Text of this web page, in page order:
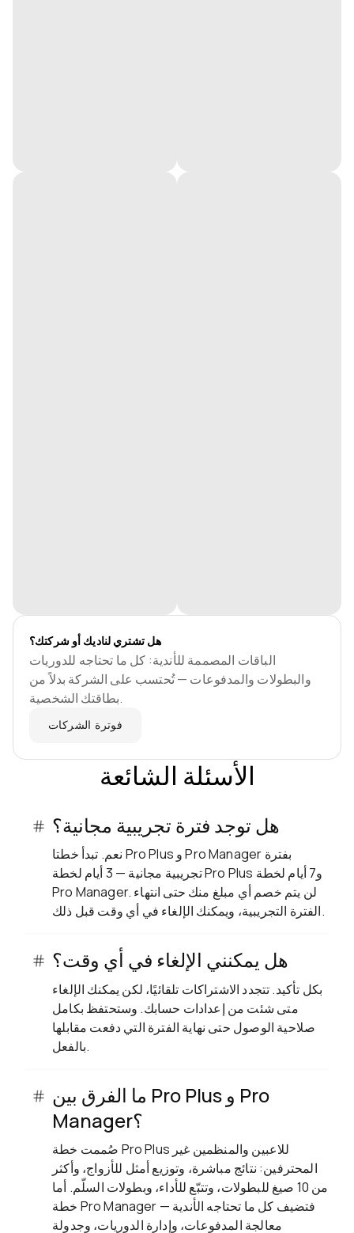
هل تشتري لناديك أو شركتك؟
الباقات المصممة للأندية: كل ما تحتاجه للدوريات
والبطولات والمدفوعات — تُحتسب على الشركة بدلاً من
بطاقتك الشخصية.
فوترة الشركات
الأسئلة الشائعة
هل توجد فترة تجريبية مجانية؟
نعم. تبدأ خطتا Pro Plus و Pro Manager بفترة
تجريبية مجانية — 3 أيام لخطة Pro Plus و7 أيام لخطة
Pro Manager. لن يتم خصم أي مبلغ منك حتى انتهاء
الفترة التجريبية، ويمكنك الإلغاء في أي وقت قبل ذلك.
هل يمكنني الإلغاء في أي وقت؟
بكل تأكيد. تتجدد الاشتراكات تلقائيًا، لكن يمكنك الإلغاء
متى شئت من إعدادات حسابك. وستحتفظ بكامل
صلاحية الوصول حتى نهاية الفترة التي دفعت مقابلها
بالفعل.
ما الفرق بين Pro Plus و Pro
Manager؟
صُممت خطة Pro Plus للاعبين والمنظمين غير
المحترفين: نتائج مباشرة، وتوزيع أمثل للأزواج، وأكثر
من 10 صيغ للبطولات، وتتبّع للأداء، وبطولات السلّم. أما
خطة Pro Manager فتضيف كل ما تحتاجه الأندية —
معالجة المدفوعات، وإدارة الدوريات، وجدولة